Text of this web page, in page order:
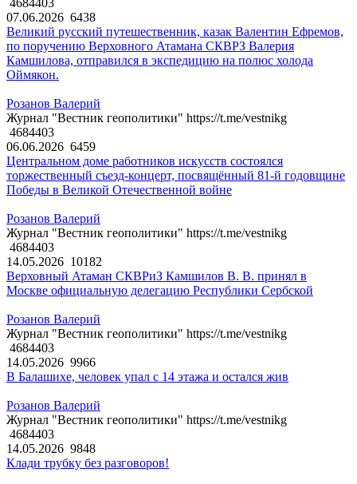
4684403
07.06.2026 6438
Великий русский путешественник, казак Валентин Ефремов,
по поручению Верховного Атамана СКВРЗ Валерия
Камшилова, отправился в экспедицию на полюс холода
Оймякон.
Розанов Валерий
Журнал "Вестник геополитики" https://t.me/vestnikg
4684403
06.06.2026 6459
Центральном доме работников искусств состоялся
торжественный съезд-концерт, посвящённый 81-й годовщине
Победы в Великой Отечественной войне
Розанов Валерий
Журнал "Вестник геополитики" https://t.me/vestnikg
4684403
14.05.2026 10182
Верховный Атаман СКВРиЗ Камшилов В. В. принял в
Москве официальную делегацию Республики Сербской
Розанов Валерий
Журнал "Вестник геополитики" https://t.me/vestnikg
4684403
14.05.2026 9966
В Балашихе, человек упал с 14 этажа и остался жив
Розанов Валерий
Журнал "Вестник геополитики" https://t.me/vestnikg
4684403
14.05.2026 9848
Клади трубку без разговоров!